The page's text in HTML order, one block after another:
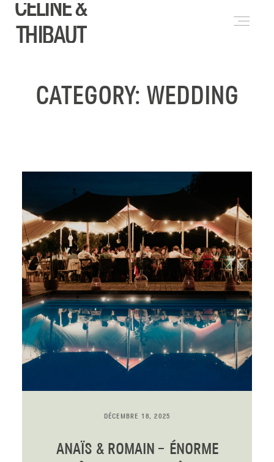
CELINE &
THIBAUT
CATEGORY: WEDDING
DÉCEMBRE 18, 2025
ANAÏS & ROMAIN – ÉNORME
JOURNAL
FORMATIONS
CONTACT
FRANÇAIS
ENGLISH( ANGLAIS